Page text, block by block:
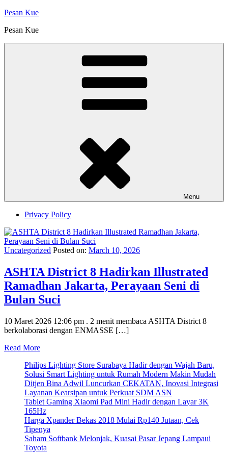
Skip
content
Pesan Kue
Pesan Kue
Menu
Privacy Policy
Uncategorized Posted on: March 10, 2026
ASHTA District 8 Hadirkan Illustrated
Ramadhan Jakarta, Perayaan Seni di
Bulan Suci
10 Maret 2026 12:06 pm . 2 menit membaca ASHTA District 8
berkolaborasi dengan ENMASSE […]
Read More
Philips Lighting Store Surabaya Hadir dengan Wajah Baru,
Solusi Smart Lighting untuk Rumah Modern Makin Mudah
Ditjen Bina Adwil Luncurkan CEKATAN, Inovasi Integrasi
Layanan Kearsipan untuk Perkuat SDM ASN
Tablet Gaming Xiaomi Pad Mini Hadir dengan Layar 3K
165Hz
Harga Xpander Bekas 2018 Mulai Rp140 Jutaan, Cek
Tipenya
Saham Softbank Melonjak, Kuasai Pasar Jepang Lampaui
Toyota